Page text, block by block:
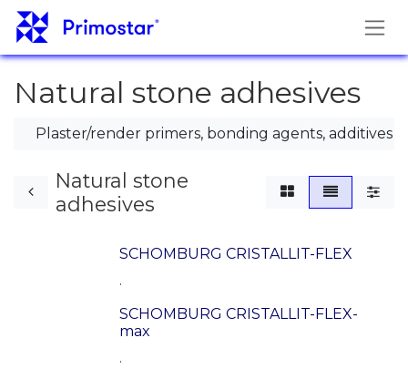
Pāriet pie satura
Natural stone adhesives
Plaster/render primers, bonding agents, additives
Natural stone
adhesives
SCHOMBURG CRISTALLIT-FLEX
.
SCHOMBURG CRISTALLIT-FLEX-
max
.